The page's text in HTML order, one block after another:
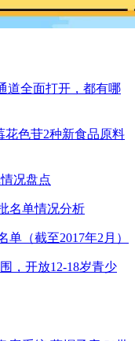
道全面打开，都有哪
花色苷2种新食品原料
况盘点
名单情况分析
（截至2017年2月）
，开放12-18岁青少